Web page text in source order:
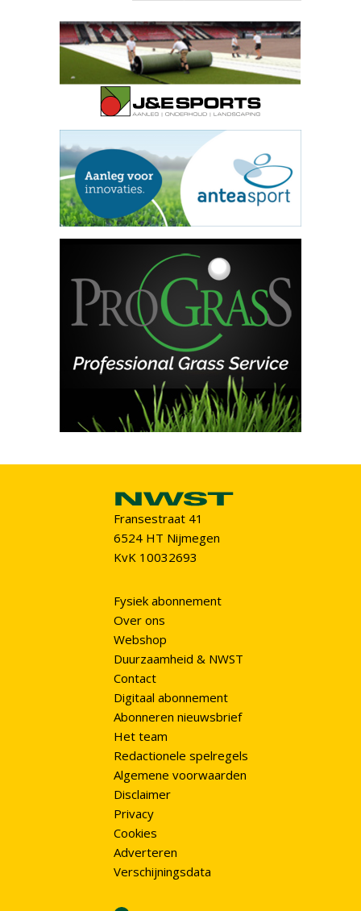
Fransestraat 41
6524 HT Nijmegen
KvK 10032693
Fysiek abonnement
Over ons
Webshop
Duurzaamheid & NWST
Contact
Digitaal abonnement
Abonneren nieuwsbrief
Het team
Redactionele spelregels
Algemene voorwaarden
Disclaimer
Privacy
Cookies
Adverteren
Verschijningsdata